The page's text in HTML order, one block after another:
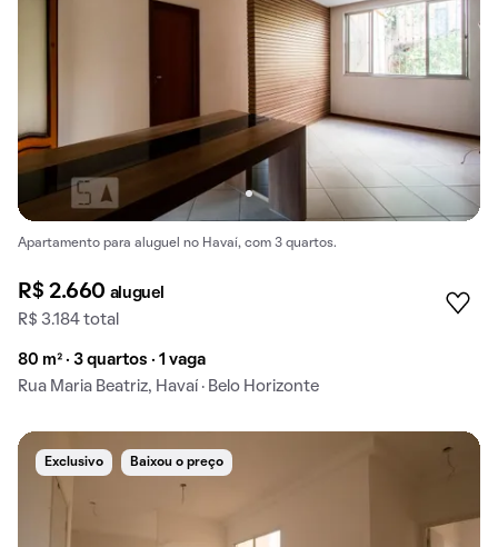
Apartamento para aluguel no Havaí, com 3 quartos.
R$ 2.660 aluguel
R$ 3.184 total
80 m² · 3 quartos · 1 vaga
Rua Maria Beatriz, Havaí · Belo Horizonte
Exclusivo Baixou o preço